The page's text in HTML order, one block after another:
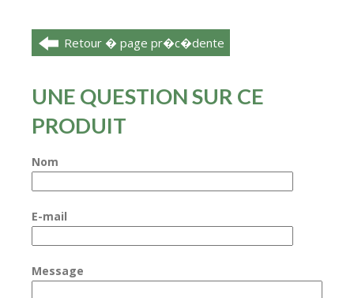
Retour � page pr�c�dente
UNE QUESTION SUR CE
PRODUIT
Nom
E-mail
Message